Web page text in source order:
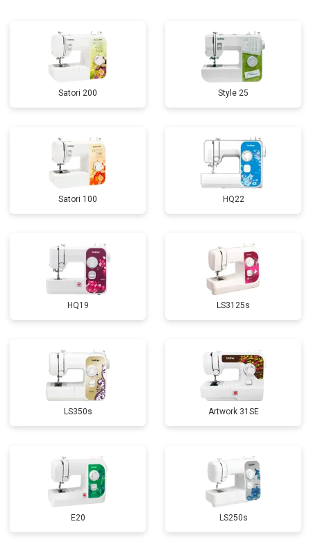
Satori 200 Style 25
Satori 100 HQ22
HQ19 LS3125s
LS350s Artwork 31SE
E20 LS250s